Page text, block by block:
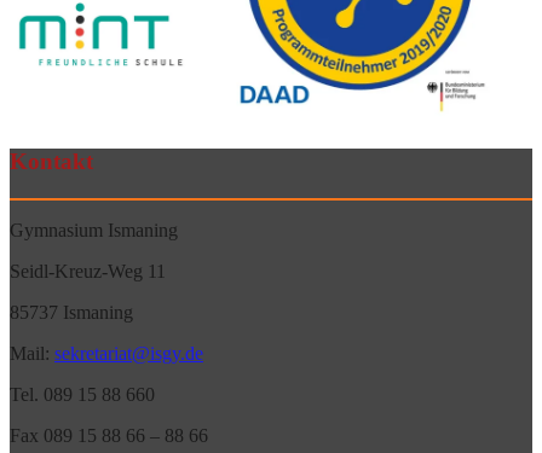
Kontakt
Gymnasium Ismaning
Seidl-Kreuz-Weg 11
85737 Ismaning
Mail: sekretariat@isgy.de
Tel. 089 15 88 660
Fax 089 15 88 66 – 88 66